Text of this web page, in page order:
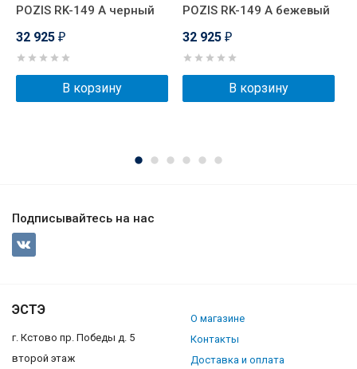
POZIS RK-149 А черный
32 925 ₽
В корзину
POZIS RK-149 А бежевый
32 925 ₽
В корзину
Подписывайтесь на нас
ЭСТЭ
г. Кстово пр. Победы д. 5
второй этаж
О магазине
Контакты
Доставка и оплата